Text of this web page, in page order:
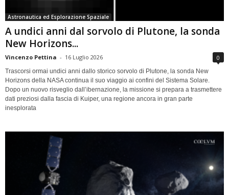
Astronautica ed Esplorazione Spaziale
A undici anni dal sorvolo di Plutone, la sonda
New Horizons...
Vincenzo Pettina - 16 Luglio 2026 0
Trascorsi ormai undici anni dallo storico sorvolo di Plutone, la sonda New
Horizons della NASA continua il suo viaggio ai confini del Sistema Solare.
Dopo un nuovo risveglio dall’ibernazione, la missione si prepara a trasmettere
dati preziosi dalla fascia di Kuiper, una regione ancora in gran parte
inesplorata